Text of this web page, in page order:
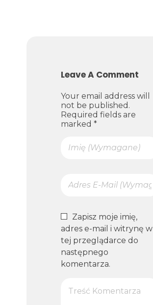
Leave A Comment
Your email address will
not be published.
Required fields are
marked *
Zapisz moje imię,
adres e-mail i witrynę w
tej przeglądarce do
następnego
komentarza.